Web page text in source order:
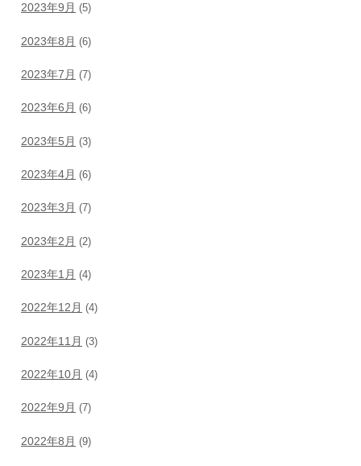
2023年9月 (5)
2023年8月 (6)
2023年7月 (7)
2023年6月 (6)
2023年5月 (3)
2023年4月 (6)
2023年3月 (7)
2023年2月 (2)
2023年1月 (4)
2022年12月 (4)
2022年11月 (3)
2022年10月 (4)
2022年9月 (7)
2022年8月 (9)